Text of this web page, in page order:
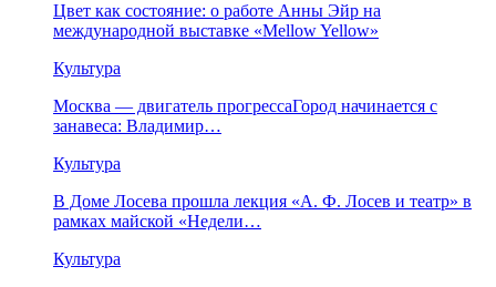
Цвет как состояние: о работе Анны Эйр на
международной выставке «Mellow Yellow»
Культура
Москва — двигатель прогрессаГород начинается с
занавеса: Владимир…
Культура
В Доме Лосева прошла лекция «А. Ф. Лосев и театр» в
рамках майской «Недели…
Культура